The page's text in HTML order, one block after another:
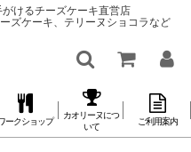
けるチーズケーキ直営店
ズケーキ、テリーヌショコラなど
ークショップ
カオリーヌにつ
いて
ご利用案内